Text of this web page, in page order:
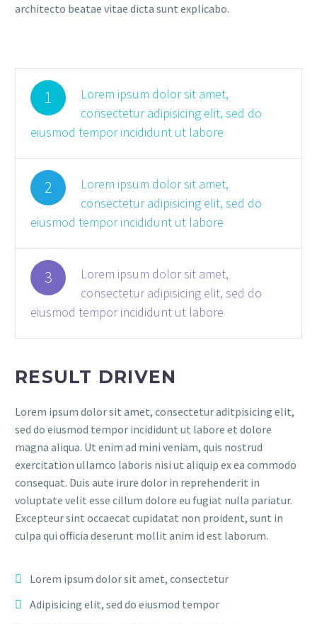
architecto beatae vitae dicta sunt explicabo.
1
Lorem ipsum dolor sit amet,
consectetur adipisicing elit, sed do
eiusmod tempor incididunt ut labore
2
Lorem ipsum dolor sit amet,
consectetur adipisicing elit, sed do
eiusmod tempor incididunt ut labore
3
Lorem ipsum dolor sit amet,
consectetur adipisicing elit, sed do
eiusmod tempor incididunt ut labore
RESULT DRIVEN
Lorem ipsum dolor sit amet, consectetur aditpisicing elit,
sed do eiusmod tempor incididunt ut labore et dolore
magna aliqua. Ut enim ad mini veniam, quis nostrud
exercitation ullamco laboris nisi ut aliquip ex ea commodo
consequat. Duis aute irure dolor in reprehenderit in
voluptate velit esse cillum dolore eu fugiat nulla pariatur.
Excepteur sint occaecat cupidatat non proident, sunt in
culpa qui officia deserunt mollit anim id est laborum.
Lorem ipsum dolor sit amet, consectetur
Adipisicing elit, sed do eiusmod tempor